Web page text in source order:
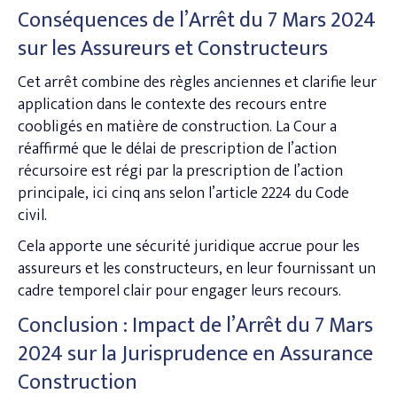
Conséquences de l’Arrêt du 7 Mars 2024
sur les Assureurs et Constructeurs
Cet arrêt combine des règles anciennes et clarifie leur
application dans le contexte des recours entre
coobligés en matière de construction. La Cour a
réaffirmé que le délai de prescription de l’action
récursoire est régi par la prescription de l’action
principale, ici cinq ans selon l’article 2224 du Code
civil.
Cela apporte une sécurité juridique accrue pour les
assureurs et les constructeurs, en leur fournissant un
cadre temporel clair pour engager leurs recours.
Conclusion : Impact de l’Arrêt du 7 Mars
2024 sur la Jurisprudence en Assurance
Construction